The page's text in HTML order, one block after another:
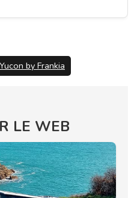
Yucon by Frankia
LE WEB